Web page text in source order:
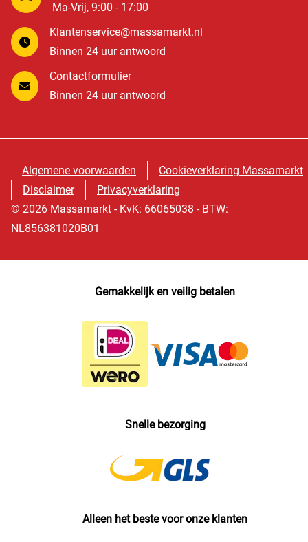
Ma-Vrij, 9:00 - 17:00
Klantenservice@massamarkt.nl
Binnen 24 uur antwoord
Contactformulier
Binnen 24 uur antwoord
Algemene voorwaarden
Cookieverklaring Massamarkt
Disclaimer
Privacyverklaring
© 2026 Massamarkt - KvK: 66065038 - BTW:
NL856381020B01
Gemakkelijk en veilig betalen
Snelle bezorging
Alleen het beste voor onze klanten